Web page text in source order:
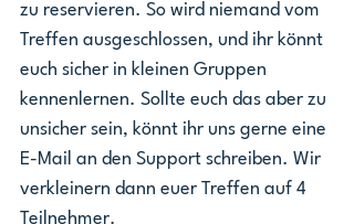
zu reservieren. So wird niemand vom
Treffen ausgeschlossen, und ihr könnt
euch sicher in kleinen Gruppen
kennenlernen. Sollte euch das aber zu
unsicher sein, könnt ihr uns gerne eine
E-Mail an den Support schreiben. Wir
verkleinern dann euer Treffen auf 4
Teilnehmer.